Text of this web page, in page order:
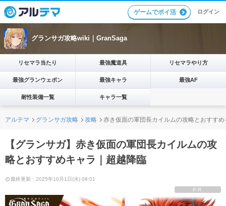
ゲームでポイ活 ログイン
グランサガ攻略wiki｜GranSaga
リセマラ当たり 最強魔道具 リセマラやり方
最強グランウェポン 最強キャラ 最強AF
耐性装備一覧 キャラ一覧
アルテマ グランサガ攻略 攻略 赤き仮面の軍団長カイルムの攻略とおすす
【グランサガ】赤き仮面の軍団長カイルムの攻
略とおすすめキャラ｜超越降臨
最終更新：2025年10月1日(水) 08:01
PR